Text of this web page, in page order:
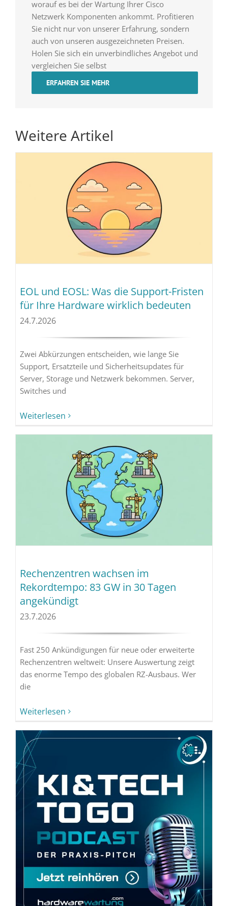
worauf es bei der Wartung Ihrer Cisco
Netzwerk Komponenten ankommt. Profitieren
Sie nicht nur von unserer Erfahrung, sondern
auch von unseren ausgezeichneten Preisen.
Holen Sie sich ein unverbindliches Angebot und
vergleichen Sie selbst
ERFAHREN SIE MEHR
Weitere Artikel
EOL und EOSL: Was die Support-Fristen
für Ihre Hardware wirklich bedeuten
24.7.2026
Zwei Abkürzungen entscheiden, wie lange Sie
Support, Ersatzteile und Sicherheitsupdates für
Server, Storage und Netzwerk bekommen. Server,
Switches und
Weiterlesen
Rechenzentren wachsen im
Rekordtempo: 83 GW in 30 Tagen
angekündigt
23.7.2026
Fast 250 Ankündigungen für neue oder erweiterte
Rechenzentren weltweit: Unsere Auswertung zeigt
das enorme Tempo des globalen RZ-Ausbaus. Wer
die
Weiterlesen